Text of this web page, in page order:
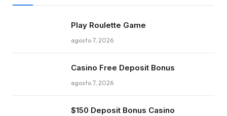
Play Roulette Game
agosto 7, 2026
Casino Free Deposit Bonus
agosto 7, 2026
$150 Deposit Bonus Casino